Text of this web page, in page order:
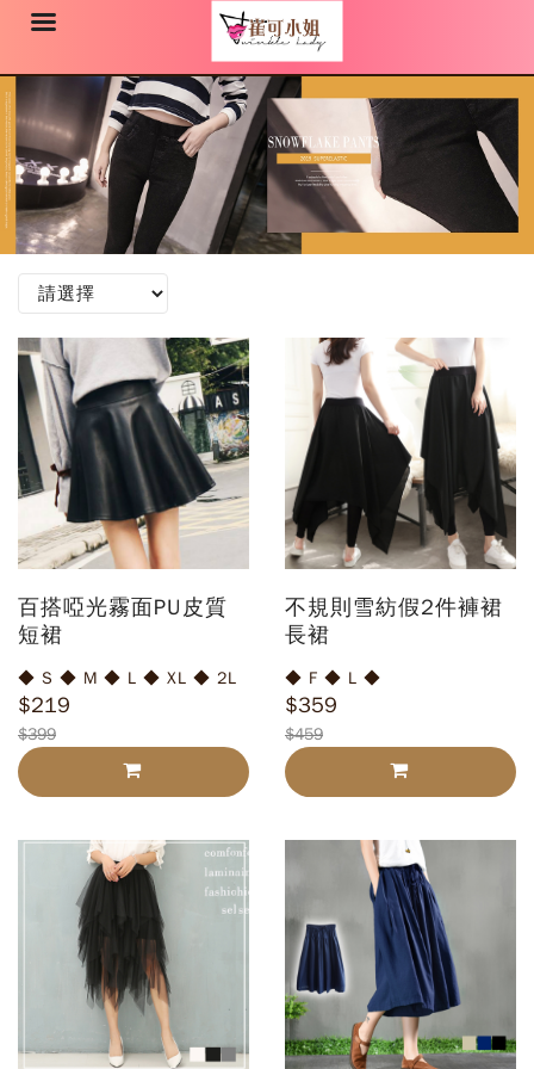
百搭啞光霧面PU皮質
短裙
◆ S ◆ M ◆ L ◆ XL ◆ 2L
$219
$399
不規則雪紡假2件褲裙
長裙
◆ F ◆ L ◆
$359
$459